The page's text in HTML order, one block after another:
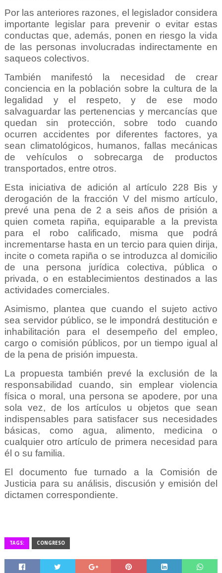
Por las anteriores razones, el legislador considera
importante legislar para prevenir o evitar estas
conductas que, además, ponen en riesgo la vida
de las personas involucradas indirectamente en
saqueos colectivos.
También manifestó la necesidad de crear
conciencia en la población sobre la cultura de la
legalidad y el respeto, y de ese modo
salvaguardar las pertenencias y mercancías que
quedan sin protección, sobre todo cuando
ocurren accidentes por diferentes factores, ya
sean climatológicos, humanos, fallas mecánicas
de vehículos o sobrecarga de productos
transportados, entre otros.
Esta iniciativa de adición al artículo 228 Bis y
derogación de la fracción V del mismo artículo,
prevé una pena de 2 a seis años de prisión a
quien cometa rapiña, equiparable a la prevista
para el robo calificado, misma que podrá
incrementarse hasta en un tercio para quien dirija,
incite o cometa rapiña o se introduzca al domicilio
de una persona jurídica colectiva, pública o
privada, o en establecimientos destinados a las
actividades comerciales.
Asimismo, plantea que cuando el sujeto activo
sea servidor público, se le impondrádestitución e
inhabilitación para el desempeño del empleo,
cargo o comisión públicos, por un tiempo igual al
de la pena de prisión impuesta.
La propuesta también prevé
la exclusión de la
responsabilidad cuando, sin emplear violencia
física o moral, una persona se apodere, por una
sola vez, de los artículos u objetos que sean
indispensables para satisfacer sus necesidades
básicas, como agua, alimento, medicina o
cualquier otro artículo de primera necesidad para
él o su familia.
El documento fue turnado a la Comisión de
Justicia para su análisis, discusión y emisión del
dictamen correspondiente.
TAGS: CONGRESO